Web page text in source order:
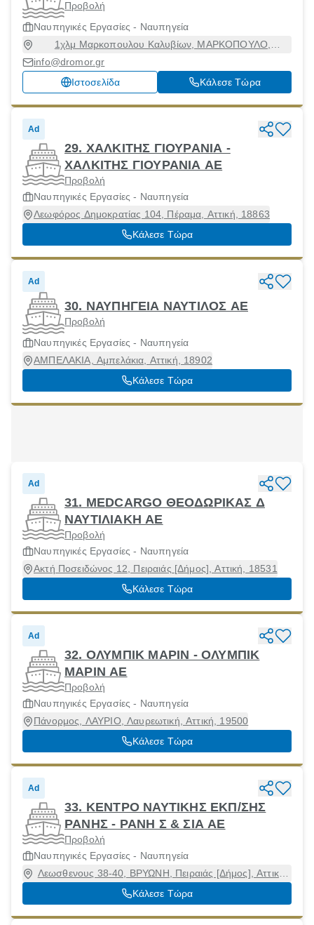
Προβολή
Ναυπηγικές Εργασίες - Ναυπηγεία
1χλμ Μαρκοπουλου Καλυβίων, ΜΑΡΚΟΠΟΥΛΟ,
Μαρκόπουλο Μεσογαίας, Αττική, 19003
info@dromor.gr
Ιστοσελίδα
Κάλεσε Τώρα
Ad
29. ΧΑΛΚΙΤΗΣ ΓΙΟΥΡΑΝΙΑ -
ΧΑΛΚΙΤΗΣ ΓΙΟΥΡΑΝΙΑ ΑΕ
Προβολή
Ναυπηγικές Εργασίες - Ναυπηγεία
Λεωφόρος Δημοκρατίας 104, Πέραμα, Αττική, 18863
Κάλεσε Τώρα
Ad
30. ΝΑΥΠΗΓΕΙΑ ΝΑΥΤΙΛΟΣ ΑΕ
Προβολή
Ναυπηγικές Εργασίες - Ναυπηγεία
ΑΜΠΕΛΑΚΙΑ, Αμπελάκια, Αττική, 18902
Κάλεσε Τώρα
Ad
31. MEDCARGO ΘΕΟΔΩΡΙΚΑΣ Δ
ΝΑΥΤΙΛΙΑΚΗ ΑΕ
Προβολή
Ναυπηγικές Εργασίες - Ναυπηγεία
Ακτή Ποσειδώνος 12, Πειραιάς [Δήμος], Αττική, 18531
Κάλεσε Τώρα
Ad
32. ΟΛΥΜΠΙΚ ΜΑΡΙΝ - ΟΛΥΜΠΙΚ
ΜΑΡΙΝ ΑΕ
Προβολή
Ναυπηγικές Εργασίες - Ναυπηγεία
Πάνορμος, ΛΑΥΡΙΟ, Λαυρεωτική, Αττική, 19500
Κάλεσε Τώρα
Ad
33. ΚΕΝΤΡΟ ΝΑΥΤΙΚΗΣ ΕΚΠ/ΣΗΣ
ΡΑΝΗΣ - ΡΑΝΗ Σ & ΣΙΑ ΑΕ
Προβολή
Ναυπηγικές Εργασίες - Ναυπηγεία
Λεωσθενους 38-40, ΒΡΥΩΝΗ, Πειραιάς [Δήμος], Αττική,
18536
Κάλεσε Τώρα